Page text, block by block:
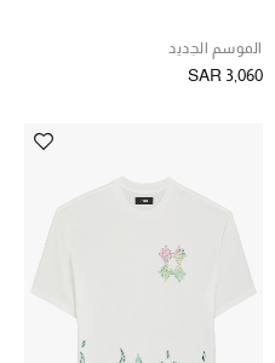
الموسم الجديد
SAR 3,060